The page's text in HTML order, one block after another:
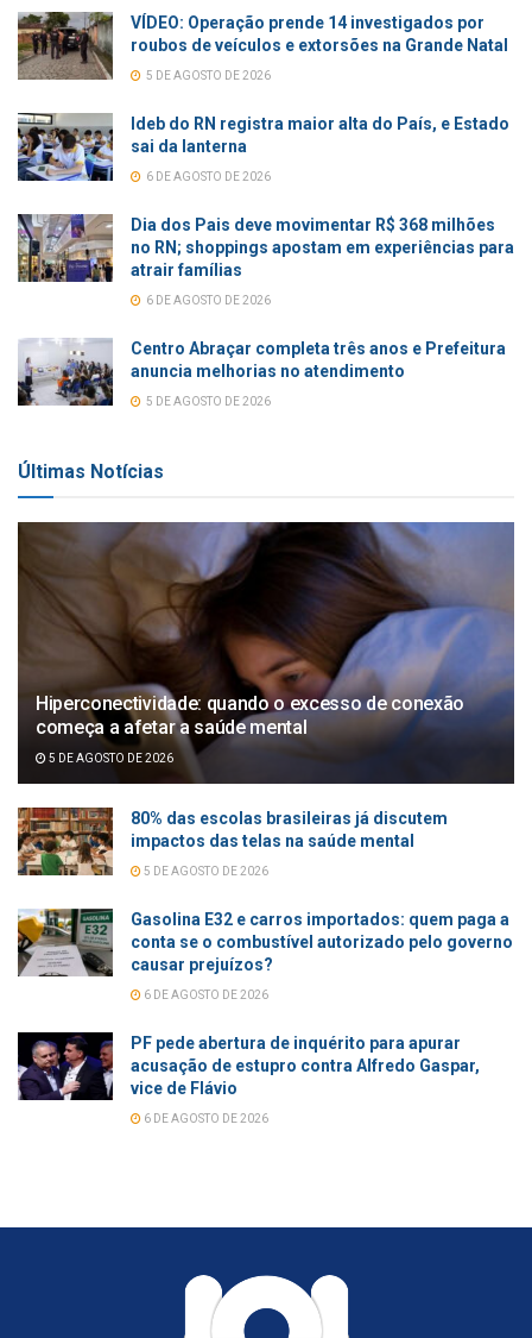
VÍDEO: Operação prende 14 investigados por
roubos de veículos e extorsões na Grande Natal
5 DE AGOSTO DE 2026
Ideb do RN registra maior alta do País, e Estado
sai da lanterna
6 DE AGOSTO DE 2026
Dia dos Pais deve movimentar R$ 368 milhões
no RN; shoppings apostam em experiências para
atrair famílias
6 DE AGOSTO DE 2026
Centro Abraçar completa três anos e Prefeitura
anuncia melhorias no atendimento
5 DE AGOSTO DE 2026
Últimas Notícias
Hiperconectividade: quando o excesso de conexão
começa a afetar a saúde mental
5 DE AGOSTO DE 2026
80% das escolas brasileiras já discutem
impactos das telas na saúde mental
5 DE AGOSTO DE 2026
Gasolina E32 e carros importados: quem paga a
conta se o combustível autorizado pelo governo
causar prejuízos?
6 DE AGOSTO DE 2026
PF pede abertura de inquérito para apurar
acusação de estupro contra Alfredo Gaspar,
vice de Flávio
6 DE AGOSTO DE 2026